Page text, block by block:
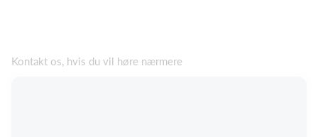
Kontakt os, hvis du vil høre nærmere